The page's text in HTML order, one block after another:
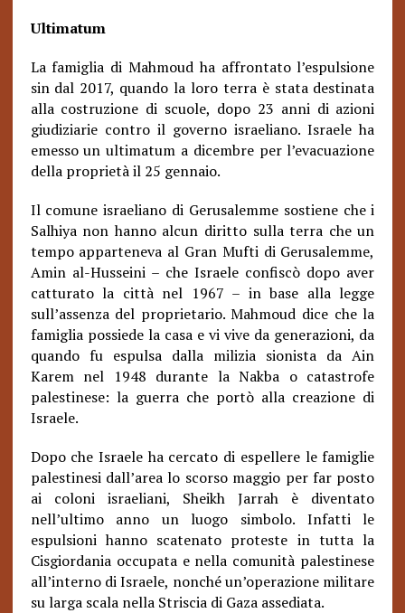
Ultimatum
La famiglia di Mahmoud ha affrontato l’espulsione
sin dal 2017, quando la loro terra è stata destinata
alla costruzione di scuole, dopo 23 anni di azioni
giudiziarie contro il governo israeliano. Israele ha
emesso un ultimatum a dicembre per l’evacuazione
della proprietà il 25 gennaio.
Il comune israeliano di Gerusalemme sostiene che i
Salhiya non hanno alcun diritto sulla terra che un
tempo apparteneva al Gran Mufti di Gerusalemme,
Amin al-Husseini – che Israele confiscò dopo aver
catturato la città nel 1967 – in base alla legge
sull’assenza del proprietario. Mahmoud dice che la
famiglia possiede la casa e vi vive da generazioni, da
quando fu espulsa dalla milizia sionista da Ain
Karem nel 1948 durante la Nakba o catastrofe
palestinese: la guerra che portò alla creazione di
Israele.
Dopo che Israele ha cercato di espellere le famiglie
palestinesi dall’area lo scorso maggio per far posto
ai coloni israeliani, Sheikh Jarrah è diventato
nell’ultimo anno un luogo simbolo. Infatti le
espulsioni hanno scatenato proteste in tutta la
Cisgiordania occupata e nella comunità palestinese
all’interno di Israele, nonché un’operazione militare
su larga scala nella Striscia di Gaza assediata.